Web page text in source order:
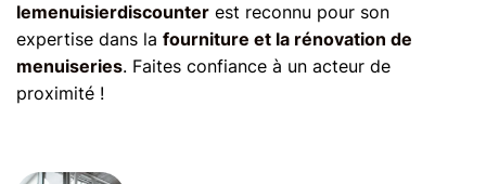
lemenuisierdiscounter est reconnu pour son
expertise dans la fourniture et la rénovation de
menuiseries. Faites confiance à un acteur de
proximité !